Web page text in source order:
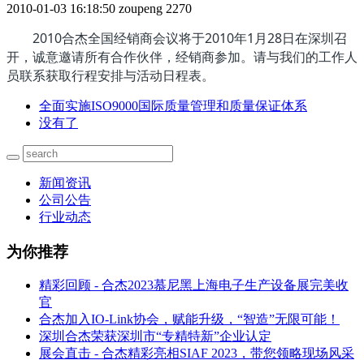
2010-01-03 16:18:50 zoupeng 2270
2010合杰全国经销商会议将于2010年1月28日在深圳召
开，诚意邀请所有合作伙伴，经销商参加。请与我们的工作人
员联系获取行程安排与活动日程表。
全面实施ISO9000国际质量管理和质量保证体系
没有了
新闻资讯
公司公告
行业动态
为你推荐
精彩回顾 - 合杰2023慕尼黑上海电子生产设备展完美收
官
合杰加入IO-Link协会，赋能升级，“智造”无限可能！
深圳合杰荣获深圳市“专精特新”企业认定
展会直击 - 合杰精彩亮相SIAF 2023，带您领略现场风采